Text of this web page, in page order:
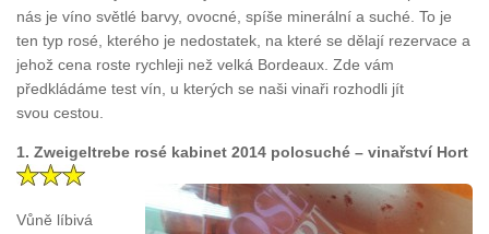
nás je víno světlé barvy, ovocné, spíše minerální a suché. To je
ten typ rosé, kterého je nedostatek, na které se dělají rezervace a
jehož cena roste rychleji než velká Bordeaux. Zde vám
předkládáme test vín, u kterých se naši vinaři rozhodli jít
svou cestou.
1. Zweigeltrebe rosé kabinet 2014 polosuché – vinařství Hort
Vůně líbivá